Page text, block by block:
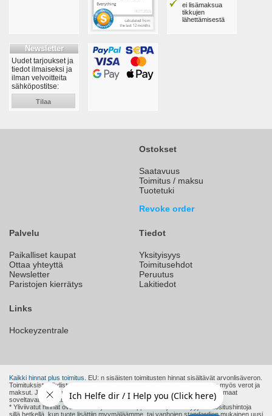
ei lisämaksua
tikkujen
lähettämisestä
Newsletter
Uudet tarjoukset ja
tiedot ilmaiseksi ja
ilman velvoitteita
sähköpostitse:
Tilaa
Ostokset
Saatavuus
Toimitus / maksu
Tuotetuki
Revoke order
Palvelu
Paikalliset kaupat
Ottaa yhteyttä
Newsletter
Paristojen kierrätys
Tiedot
Yksityisyys
Toimitusehdot
Peruutus
Lakitiedot
Links
Hockeyzentrale
Kaikki hinnat plus toimitus.
EU: n sisäisten toimitusten hinnat sisältävät arvonlisäveron.
Toimituksista Yhdistyneeseen kuningaskuntaan ja Sveitsiin maksamme myös verot ja
maksut. Joten hinnat ovat heille lopullisia hintoja. Muut EU: n ulkopuoliset maat
soveltavat muita tulleja, veroja ja maksuja.
* Yliviivatut hinnat ovat valmistajan tai eurooppalaisen jälleenmyyjän suositushintoja
sillä hetkellä, kun tuote lisättiin myymäläämme, tai vanhojen standardien mukainen uusi